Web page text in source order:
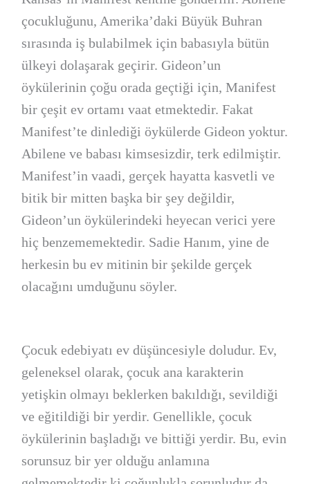
çocukluğunu, Amerika’daki Büyük Buhran
sırasında iş bulabilmek için babasıyla bütün
ülkeyi dolaşarak geçirir. Gideon’un
öykülerinin çoğu orada geçtiği için, Manifest
bir çeşit ev ortamı vaat etmektedir. Fakat
Manifest’te dinlediği öykülerde Gideon yoktur.
Abilene ve babası kimsesizdir, terk edilmiştir.
Manifest’in vaadi, gerçek hayatta kasvetli ve
bitik bir mitten başka bir şey değildir,
Gideon’un öykülerindeki heyecan verici yere
hiç benzememektedir. Sadie Hanım, yine de
herkesin bu ev mitinin bir şekilde gerçek
olacağını umduğunu söyler.
Çocuk edebiyatı ev düşüncesiyle doludur. Ev,
geleneksel olarak, çocuk ana karakterin
yetişkin olmayı beklerken bakıldığı, sevildiği
ve eğitildiği bir yerdir. Genellikle, çocuk
öykülerinin başladığı ve bittiği yerdir. Bu, evin
sorunsuz bir yer olduğu anlamına